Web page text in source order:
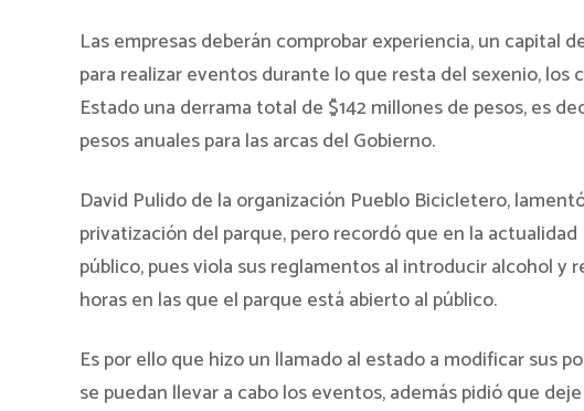
Las empresas deberán comprobar experiencia, un capital
para realizar eventos durante lo que resta del sexenio, los
Estado una derrama total de $142 millones de pesos, es
pesos anuales para las arcas del Gobierno.
David Pulido de la organización Pueblo Bicicletero,
privatización del parque, pero recordó que en la
público, pues viola sus reglamentos al introducir alcohol
horas en las que el parque está abierto al público.
Es por ello que hizo un llamado al estado a modificar sus
se puedan llevar a cabo los eventos, además pidió que